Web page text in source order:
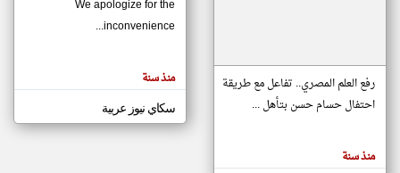
مصادر الأخبار من موريتانيا
اخبار موريتانيا على مدار الساعة
أهم اخبار موريتانيا العاجلة والمباشرة
المقالات
الموجوده
هنا عن
رفع العلم المصري.. تفاعل مع طريقة
احتفال حسام حسن بتأهل ...
منذ سنة
We apologize for the
inconvenience...
منذ سنة
سكاي نيوز عربية
klyoum.com